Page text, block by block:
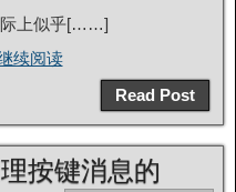
际上似乎[……]
续阅读
Read Post
按键消息的